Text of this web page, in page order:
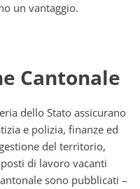
un vantaggio.
Cantonale
dello Stato assicurano
e polizia, finanze ed
del territorio,
di lavoro vacanti
sono pubblicati –